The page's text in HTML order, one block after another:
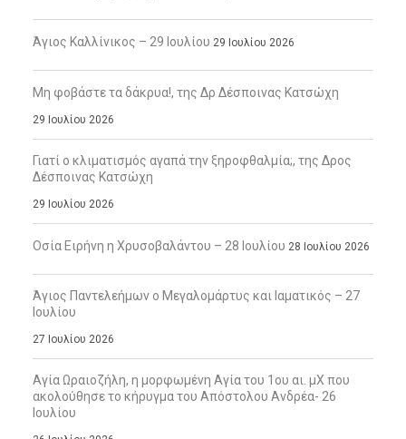
Άγιος Καλλίνικος – 29 Ιουλίου 29 Ιουλίου 2026
Μη φοβάστε τα δάκρυα!, της Δρ Δέσποινας Κατσώχη
29 Ιουλίου 2026
Γιατί ο κλιματισμός αγαπά την ξηροφθαλμία;, της Δρος
Δέσποινας Κατσώχη
29 Ιουλίου 2026
Οσία Ειρήνη η Χρυσοβαλάντου – 28 Ιουλίου 28 Ιουλίου 2026
Άγιος Παντελεήμων ο Μεγαλομάρτυς και Ιαματικός – 27
Ιουλίου
27 Ιουλίου 2026
Αγία Ωραιοζήλη, η μορφωμένη Αγία του 1ου αι. μΧ που
ακολούθησε το κήρυγμα του Απόστολου Ανδρέα- 26
Ιουλίου